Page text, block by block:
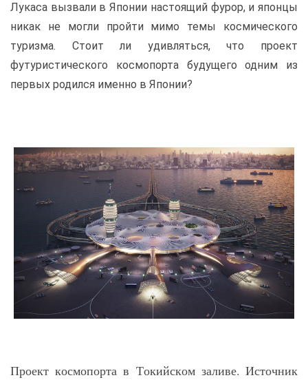
Лукаса вызвали в Японии настоящий фурор, и японцы
никак не могли пройти мимо темы космического
туризма. Стоит ли удивляться, что проект
футуристического космопорта будущего одним из
первых родился именно в Японии?
Проект космопорта в Токийском заливе. Источник